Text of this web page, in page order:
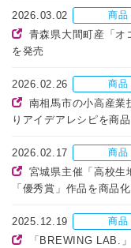
2026.03.02 商品
青森県大間町産「オ
を発売
2026.02.26 商品
南相馬市の小高産業
りアイデアレシピを商
2026.02.17 商品
宮城県主催「高校生
「優秀賞」作品を商品
2025.12.19 商品
「BREWING LAB.